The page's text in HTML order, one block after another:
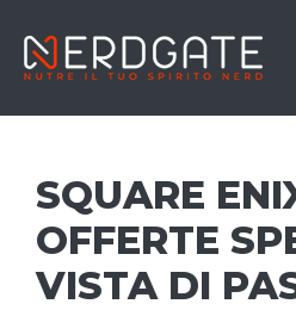
SQUARE
OFFERTE
VISTA DI